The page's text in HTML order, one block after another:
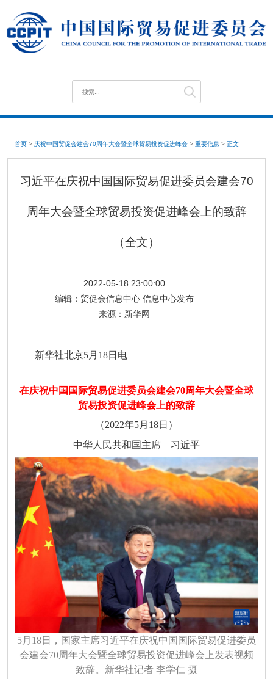
首页 > 庆祝中国贸促会建会70周年大会暨全球贸易投资促进峰会 > 重要信息 > 正文
习近平在庆祝中国国际贸易促进委员会建会70
周年大会暨全球贸易投资促进峰会上的致辞
（全文）
2022-05-18 23:00:00
编辑： 贸促会信息中心 信息中心发布
来源： 新华网
新华社北京5月18日电
在庆祝中国国际贸易促进委员会建会70周年大会暨全球
贸易投资促进峰会上的致辞
（2022年5月18日）
中华人民共和国主席 习近平
5月18日，国家主席习近平在庆祝中国国际贸易促进委员
会建会70周年大会暨全球贸易投资促进峰会上发表视频
致辞。新华社记者 李学仁 摄